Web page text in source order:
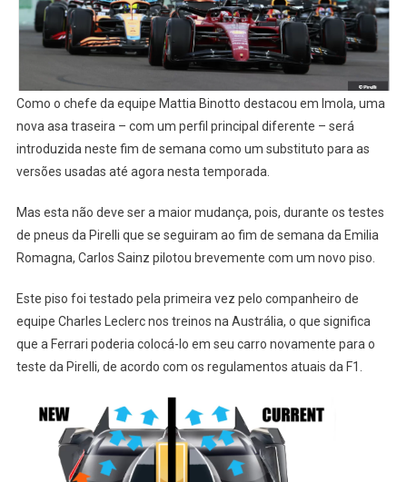
Como o chefe da equipe Mattia Binotto destacou em Imola, uma
nova asa traseira – com um perfil principal diferente – será
introduzida neste fim de semana como um substituto para as
versões usadas até agora nesta temporada.
Mas esta não deve ser a maior mudança, pois, durante os testes
de pneus da Pirelli que se seguiram ao fim de semana da Emilia
Romagna, Carlos Sainz pilotou brevemente com um novo piso.
Este piso foi testado pela primeira vez pelo companheiro de
equipe Charles Leclerc nos treinos na Austrália, o que significa
que a Ferrari poderia colocá-lo em seu carro novamente para o
teste da Pirelli, de acordo com os regulamentos atuais da F1.